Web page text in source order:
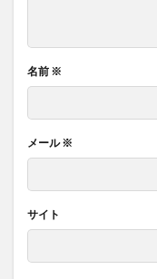
名前 ※
メール※
サイト